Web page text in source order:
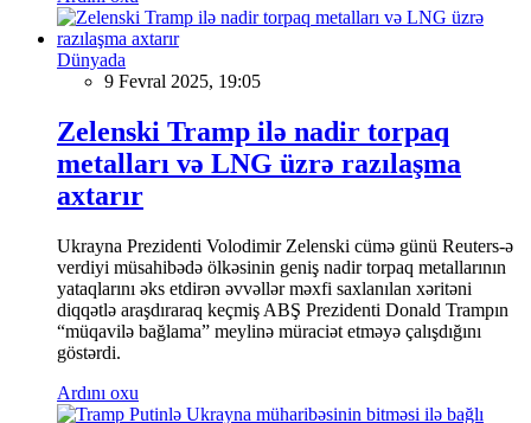
Dünyada
9 Fevral 2025, 19:05
Zelenski Tramp ilə nadir torpaq
metalları və LNG üzrə razılaşma
axtarır
Ukrayna Prezidenti Volodimir Zelenski cümə günü Reuters-ə
verdiyi müsahibədə ölkəsinin geniş nadir torpaq metallarının
yataqlarını əks etdirən əvvəllər məxfi saxlanılan xəritəni
diqqətlə araşdıraraq keçmiş ABŞ Prezidenti Donald Trampın
“müqavilə bağlama” meylinə müraciət etməyə çalışdığını
göstərdi.
Ardını oxu